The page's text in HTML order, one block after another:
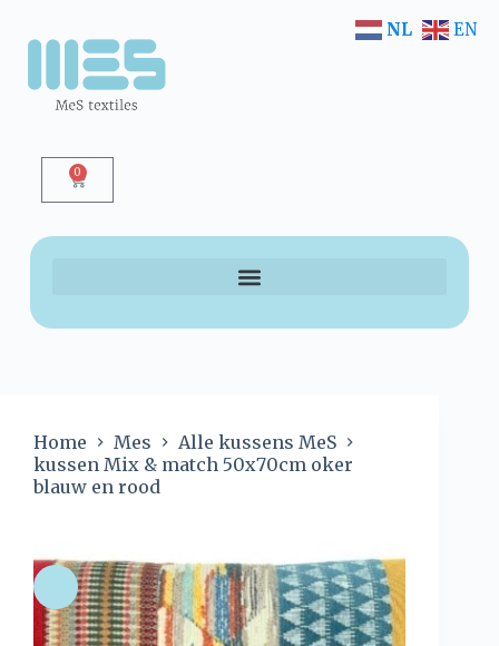
0
Home Mes
Alle kussens MeS
kussen Mix & match 50x70cm oker
blauw en rood
NL EN